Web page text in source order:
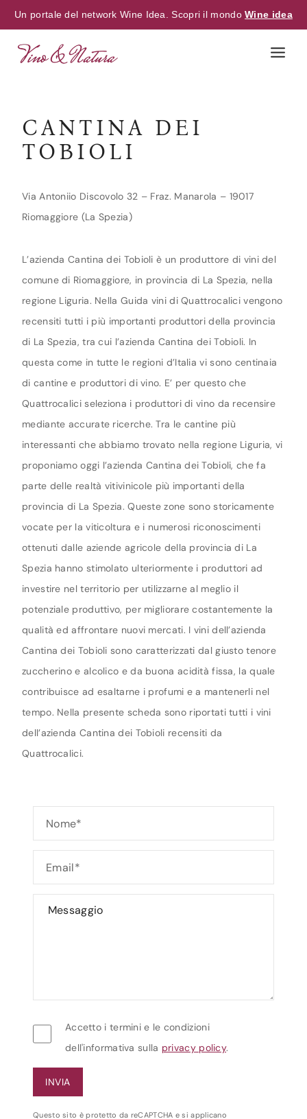
Un portale del network Wine Idea. Scopri il mondoWine idea
CANTINA DEI
TOBIOLI
Via Antoniio Discovolo 32 – Fraz. Manarola – 19017
Riomaggiore (La Spezia)
L’azienda Cantina dei Tobioli è un produttore di vini del
comune di Riomaggiore, in provincia di La Spezia, nella
regione Liguria. Nella Guida vini di Quattrocalici vengono
recensiti tutti i più importanti produttori della provincia
di La Spezia, tra cui l’azienda Cantina dei Tobioli. In
questa come in tutte le regioni d’Italia vi sono centinaia
di cantine e produttori di vino. E’ per questo che
Quattrocalici seleziona i produttori di vino da recensire
mediante accurate ricerche. Tra le cantine più
interessanti che abbiamo trovato nella regione Liguria, vi
proponiamo oggi l’azienda Cantina dei Tobioli, che fa
parte delle realtà vitivinicole più importanti della
provincia di La Spezia. Queste zone sono storicamente
vocate per la viticoltura e i numerosi riconoscimenti
ottenuti dalle aziende agricole della provincia di La
Spezia hanno stimolato ulteriormente i produttori ad
investire nel territorio per utilizzarne al meglio il
potenziale produttivo, per migliorare costantemente la
qualità ed affrontare nuovi mercati. I vini dell’azienda
Cantina dei Tobioli sono caratterizzati dal giusto tenore
zuccherino e alcolico e da buona acidità fissa, la quale
contribuisce ad esaltarne i profumi e a mantenerli nel
tempo. Nella presente scheda sono riportati tutti i vini
dell’azienda Cantina dei Tobioli recensiti da
Quattrocalici.
Accetto i termini e le condizioni
dell'informativa sulla privacy policy.
Questo sito è protetto da reCAPTCHA e si applicano